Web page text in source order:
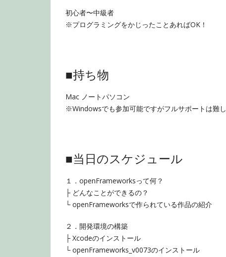
初心者〜中級者
※プログラミングをかじったことあればOK！
■持ち物
Mac ノートパソコン
※Windowsでも参加可能ですがフルサポートは難し
■当日のスケジュール
１．openFrameworksって何？
├ どんなことができるの？
└ openFrameworksで作られている作品の紹介
２．開発環境の構築
├ Xcodeのインストール
└ openFrameworks_v0073のインストール